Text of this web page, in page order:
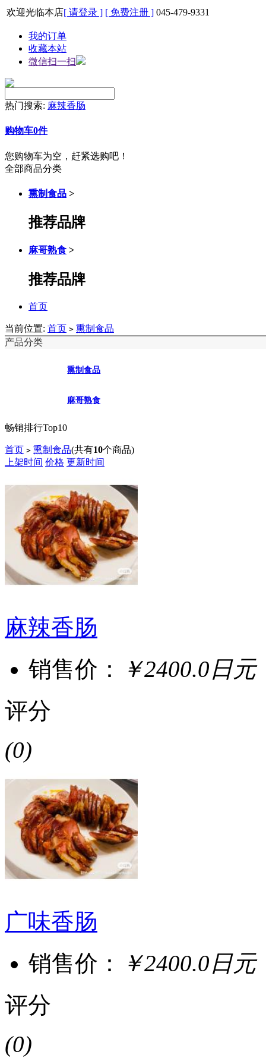
欢迎光临本店[ 请登录 ] [ 免费注册 ] 045-479-9331
我的订单
收藏本站
微信扫一扫
热门搜索: 麻辣香肠
购物车0件
您购物车为空，赶紧选购吧！
全部商品分类
熏制食品 >
推荐品牌
麻哥熟食 >
推荐品牌
首页
当前位置: 首页 > 熏制食品
产品分类
熏制食品
麻哥熟食
畅销排行Top10
首页 > 熏制食品(共有10个商品)
上架时间 价格 更新时间
麻辣香肠
销售价：
￥2400.0日元
评分
(0)
广味香肠
销售价：
￥2400.0日元
评分
(0)